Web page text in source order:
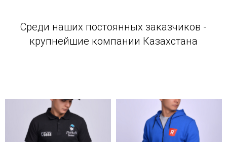
Среди наших постоянных заказчиков -
крупнейшие компании Казахстана